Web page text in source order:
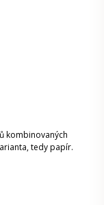
kombinovaných
tedy papír.